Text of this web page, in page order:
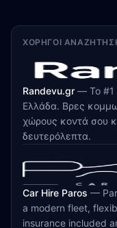
ΧΟΡΗΓΟΊ
Randevu.gr — Το #1
Ελλάδα. Βρες
χώρους κοντά σου
δευτερόλεπτα.
Car Hire Paros —
a modern fleet,
insurance included